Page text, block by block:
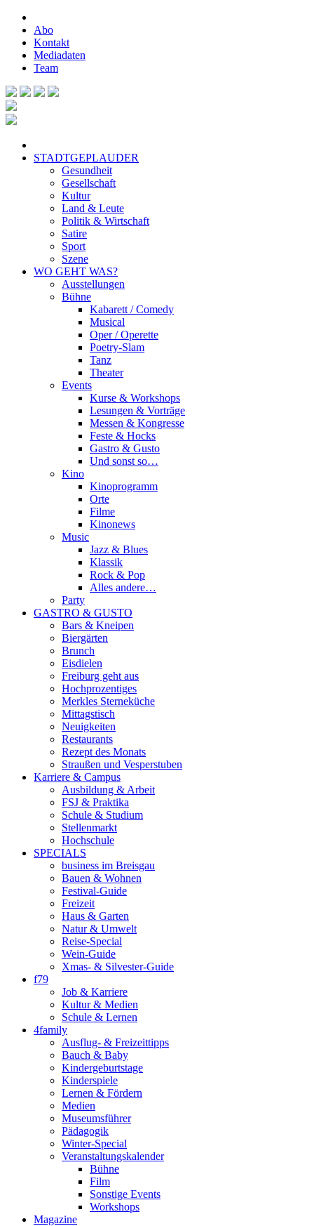
Abo
Kontakt
Mediadaten
Team
STADTGEPLAUDER
Gesundheit
Gesellschaft
Kultur
Land & Leute
Politik & Wirtschaft
Satire
Sport
Szene
WO GEHT WAS?
Ausstellungen
Bühne
Kabarett / Comedy
Musical
Oper / Operette
Poetry-Slam
Tanz
Theater
Events
Kurse & Workshops
Lesungen & Vorträge
Messen & Kongresse
Feste & Hocks
Gastro & Gusto
Und sonst so…
Kino
Kinoprogramm
Orte
Filme
Kinonews
Music
Jazz & Blues
Klassik
Rock & Pop
Alles andere…
Party
GASTRO & GUSTO
Bars & Kneipen
Biergärten
Brunch
Eisdielen
Freiburg geht aus
Hochprozentiges
Merkles Sterneküche
Mittagstisch
Neuigkeiten
Restaurants
Rezept des Monats
Straußen und Vesperstuben
Karriere & Campus
Ausbildung & Arbeit
FSJ & Praktika
Schule & Studium
Stellenmarkt
Hochschule
SPECIALS
business im Breisgau
Bauen & Wohnen
Festival-Guide
Freizeit
Haus & Garten
Natur & Umwelt
Reise-Special
Wein-Guide
Xmas- & Silvester-Guide
f79
Job & Karriere
Kultur & Medien
Schule & Lernen
4family
Ausflug- & Freizeittipps
Bauch & Baby
Kindergeburtstage
Kinderspiele
Lernen & Fördern
Medien
Museumsführer
Pädagogik
Winter-Special
Veranstaltungskalender
Bühne
Film
Sonstige Events
Workshops
Magazine